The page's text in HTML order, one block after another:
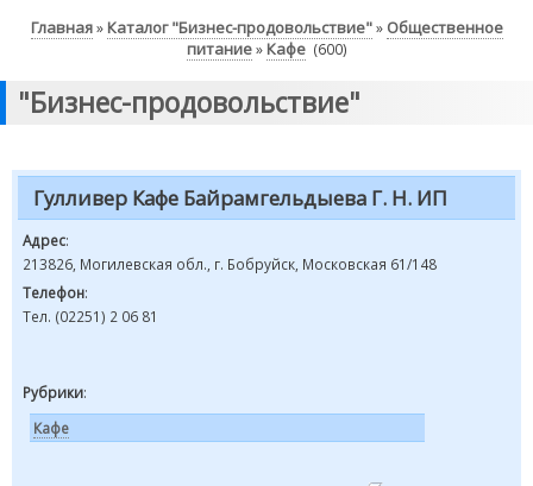
Главная» Каталог "Бизнес-продовольствие"» Общественное
питание» Кафе(600)
"Бизнес-продовольствие"
Гулливер Кафе Байрамгельдыева Г. Н. ИП
Адрес:
213826, Могилевская обл., г. Бобруйск, Московская 61/148
Телефон:
Тел. (02251) 2 06 81
Рубрики:
Кафе